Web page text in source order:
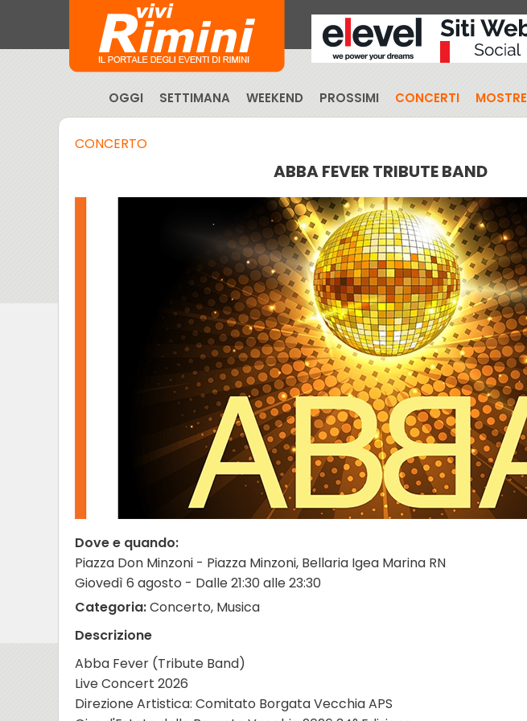
OGGI SETTIMANA WEEKEND PROSSIMI CONCERTI MOSTRE
CONCERTO
ABBA FEVER TRIBUTE BAND
Dove e quando:
Piazza Don Minzoni - Piazza Minzoni, Bellaria Igea Marina RN
Giovedì 6 agosto - Dalle 21:30 alle 23:30
Categoria:Concerto, Musica
Descrizione
Abba Fever (Tribute Band)
Live Concert 2026
Direzione Artistica: Comitato Borgata Vecchia APS